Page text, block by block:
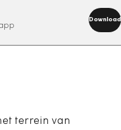
Download
terrein van